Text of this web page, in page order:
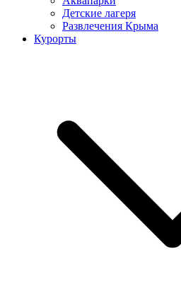
Детские лагеря
Развлечения Крыма
Курорты